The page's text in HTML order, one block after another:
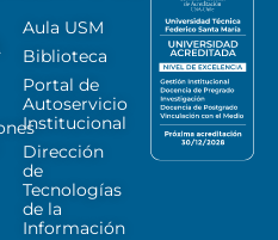
Aula USM
Biblioteca
Portal de
Autoservicio
Institucional
Dirección
de
Tecnologías
de la
Información